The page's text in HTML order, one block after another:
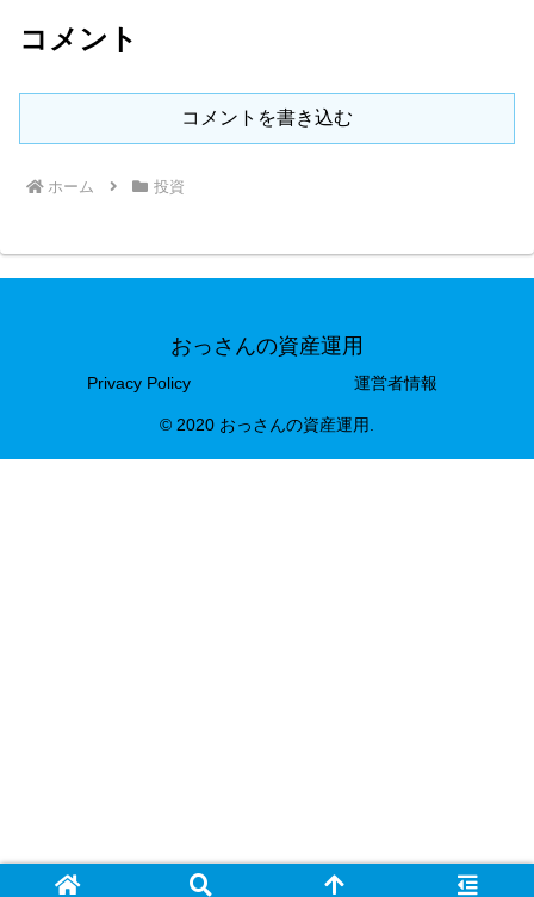
コメント
コメントを書き込む
ホーム 投資
おっさんの資産運用
Privacy Policy 運営者情報
© 2020 おっさんの資産運用.